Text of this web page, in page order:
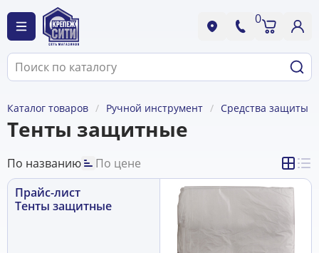
0
Каталог товаров Ручной инструмент Средства защиты
Тенты защитные
По названию
По цене
Прайс-лист
Тенты защитные